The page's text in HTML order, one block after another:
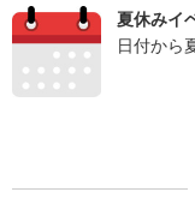
夏休みイ
日付から